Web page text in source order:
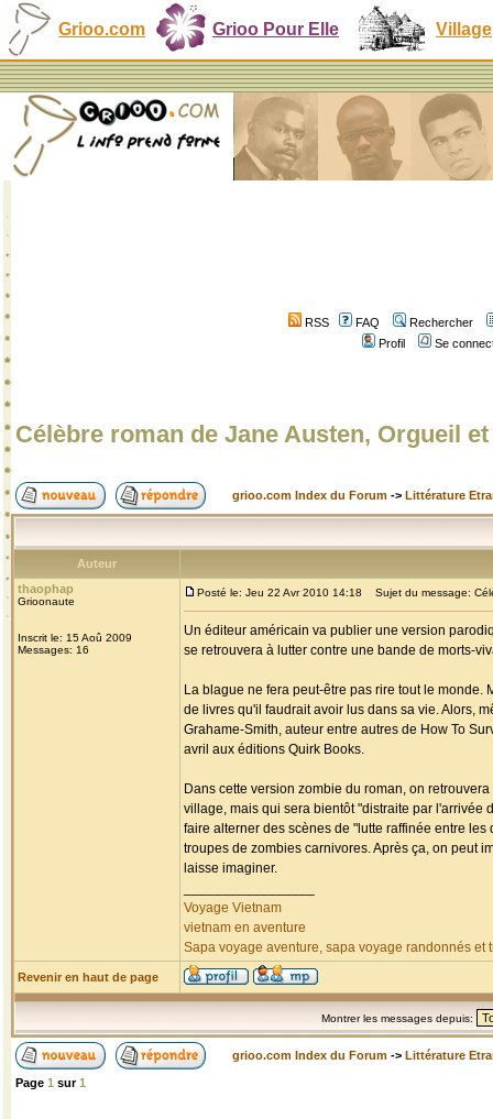
Grioo.com Grioo Pour Elle Village
RSS FAQ
Rechercher
Profil
Se
Célèbre roman de Jane Austen, Orgueil
grioo.com Index du Forum -> Littérature
Auteur
thaophap
Grioonaute
Inscrit le: 15 Aoû 2009
Messages: 16
Posté le: Jeu 22 Avr 2010 14:18 Sujet du message:
Un éditeur américain va publier une version
se retrouvera à lutter contre une bande de morts-
La blague ne fera peut-être pas rire tout le
de livres qu'il faudrait avoir lus dans sa vie. Alors,
Grahame-Smith, auteur entre autres de How To
avril aux éditions Quirk Books.
Dans cette version zombie du roman, on
village, mais qui sera bientôt "distraite par l'arrivée
faire alterner des scènes de "lutte raffinée entre
troupes de zombies carnivores. Après ça, on peut
laisse imaginer.
Voyage Vietnam
vietnam en aventure
Sapa voyage aventure, sapa voyage randonnés et
Revenir en haut de page
Montrer les messages depuis:
grioo.com Index du Forum -> Littérature
Page 1 sur1